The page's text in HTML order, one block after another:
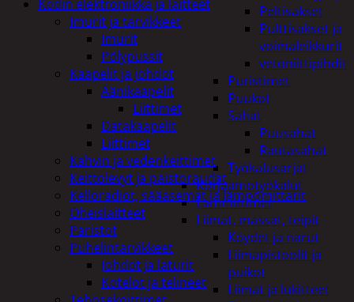
Peltisakset
Pulttisakset ja
voimaleikkurit
vetoniittipihdit
Puristimet
Puukot
Sahat
Puusahat
Rautasahat
Työkalusarjat
Korjaamotyökalut
Lämmittimet
Liimat, massat, teipit
Köydet ja narut
Liimapistoolit ja
puikot
Liimat ja lukitteet
Kodin elektroniikka ja laitteet
Imurit ja tarvikkeet
Imurit
Pölypussit
Kaapelit ja johdot
Äänikaapelit
Liittimet
Datakaapelit
Liittimet
Kahvin ja vedenkeittimet
Keittolevyt ja paistoraudat
Kelloradiot, sääasemat ja lämpömittarit
Oheislaitteet
Paristot
Puhelintarvikkeet
Johdot ja laturit
Kotelot ja telineet